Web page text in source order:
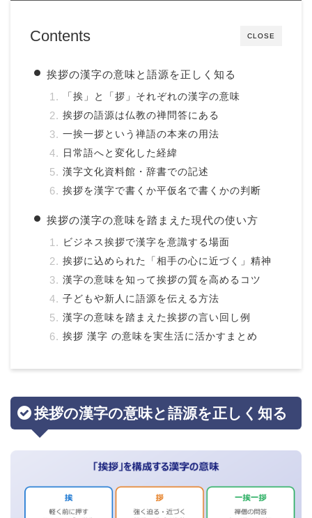
CLOSE
Contents
挨拶の漢字の意味と語源を正しく知る
「挨」と「拶」それぞれの漢字の意味
挨拶の語源は仏教の禅問答にある
一挨一拶という禅語の本来の用法
日常語へと変化した経緯
漢字文化資料館・辞書での記述
挨拶を漢字で書くか平仮名で書くかの判断
挨拶の漢字の意味を踏まえた現代の使い方
ビジネス挨拶で漢字を意識する場面
挨拶に込められた「相手の心に近づく」精神
漢字の意味を知って挨拶の質を高めるコツ
子どもや新人に語源を伝える方法
漢字の意味を踏まえた挨拶の言い回し例
挨拶 漢字 の意味を実生活に活かすまとめ
挨拶の漢字の意味と語源を正しく知る